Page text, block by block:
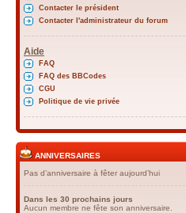
Contacter le président
Contacter l'administrateur du forum
Aide
FAQ
FAQ des BBCodes
CGU
Politique de vie privée
ANNIVERSAIRES
Pas d’anniversaire à fêter aujourd’hui
Dans les 30 prochains jours
Aucun membre ne fête son anniversaire.